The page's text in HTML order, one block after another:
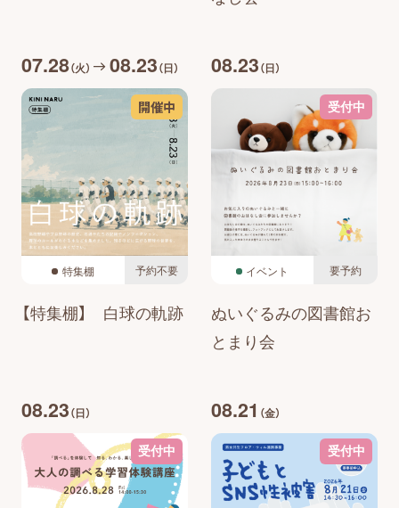
07.28（火） 08.23（日）
開催中
特集棚 予約不要
【特集棚】 白球の軌跡
08.23（日）
受付中
イベント 要予約
ぬいぐるみの図書館お
とまり会
08.23（日）
受付中
08.21 （金）
受付中